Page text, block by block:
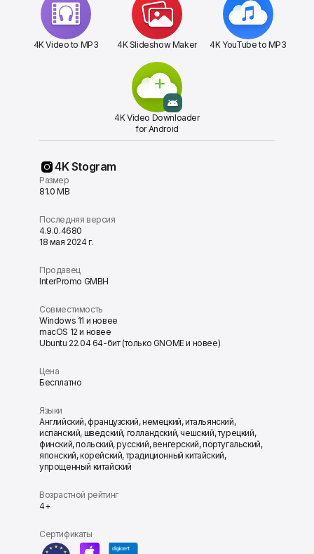
4K Video to MP3 4K Slideshow Maker 4K YouTube to MP3
4K Video Downloader
for Android
4K Stogram
Размер
81.0 MB
Последняя версия
4.9.0.4680
18 мая 2024 г.
Продавец
InterPromo GMBH
Совместимость
Windows 11 и новее
macOS 12 и новее
Ubuntu 22.04 64-бит (только GNOME и новее)
Цена
Бесплатно
Языки
Английский, французский, немецкий, итальянский,
испанский, шведский, голландский, чешский, турецкий,
финский, польский, русский, венгерский, португальский,
японский, корейский, традиционный китайский,
упрощенный китайский
Возрастной рейтинг
4+
Сертификаты